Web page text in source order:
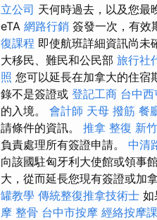
立公司 天何時過去，以及您最
eTA 網路行銷 簽發一次，有效
復課程 即使航班詳細資訊尚未
大移民、難民和公民部 旅行社
照 您可以延長在加拿大的住宿
錄不是簽證或 登記工商 台中
的入境。 會計師 天母 撥筋 餐
請條件的資訊。 推拿 整復 新
負責處理所有簽證申請。 中清
向該國駐匈牙利大使館或領事
大，從而延長您現有簽證或加
罐教學 傳統整復推拿技術士 如
摩 整骨 台中市按摩 經絡按摩